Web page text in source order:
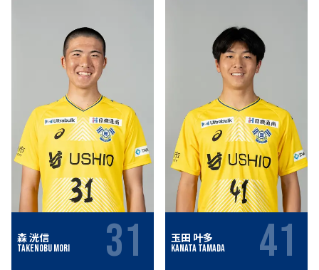
森 洸信
Takenobu Mori 31 玉田 叶多
Kanata Tamada 41